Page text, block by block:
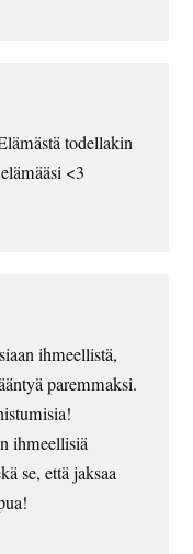
todellakin
<3
ihmeellistä,
paremmaksi.
ihmeellisiä
se, että jaksaa